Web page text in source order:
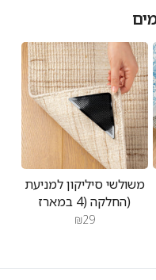
משולשי סיליקון למניעת
החלקה (4 במארז)
₪29